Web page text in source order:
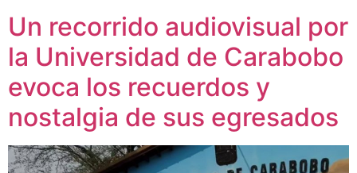
Un recorrido audiovisual por
la Universidad de Carabobo
evoca los recuerdos y
nostalgia de sus egresados